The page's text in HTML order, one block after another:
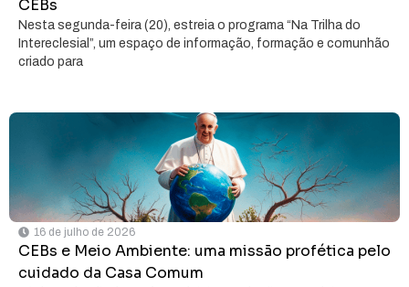
CEBs
Nesta segunda-feira (20), estreia o programa “Na Trilha do
Intereclesial”, um espaço de informação, formação e comunhão
criado para
16 de julho de 2026
CEBs e Meio Ambiente: uma missão profética pelo
cuidado da Casa Comum